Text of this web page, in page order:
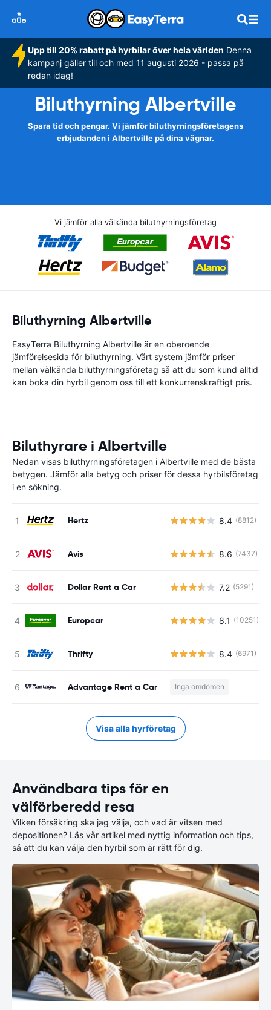
Upp till 20% rabatt på hyrbilar över hela världen Denna
kampanj gäller till och med 11 augusti 2026 - passa på
redan idag!
Biluthyrning Albertville
Spara tid och pengar. Vi jämför biluthyrningsföretagens
erbjudanden i Albertville på dina vägnar.
Vi jämför alla välkända biluthyrningsföretag
Biluthyrning Albertville
EasyTerra Biluthyrning Albertville är en oberoende
jämförelsesida för biluthyrning. Vårt system jämför priser
mellan välkända biluthyrningsföretag så att du som kund alltid
kan boka din hyrbil genom oss till ett konkurrenskraftigt pris.
Biluthyrare i Albertville
Nedan visas biluthyrningsföretagen i Albertville med de bästa
betygen. Jämför alla betyg och priser för dessa hyrbilsföretag
i en sökning.
Hertz 8.4 (8812)
Avis 8.6 (7437)
Dollar Rent a Car 7.2 (5291)
Europcar 8.1 (10251)
Thrifty 8.4 (6971)
Advantage Rent a Car Inga omdömen
Visa alla hyrföretag
Användbara tips för en
välförberedd resa
Vilken försäkring ska jag välja, och vad är vitsen med
depositionen? Läs vår artikel med nyttig information och tips,
så att du kan välja den hyrbil som är rätt för dig.